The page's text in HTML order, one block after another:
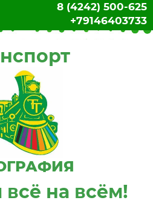
8 (4242) 500-625
+79146403733
всё на всём!